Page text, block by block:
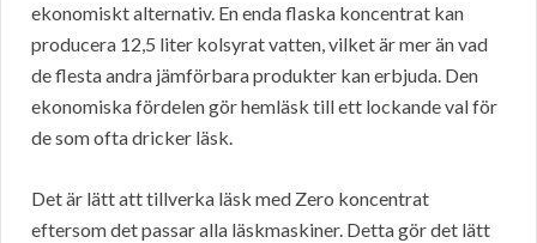
ekonomiskt alternativ. En enda flaska koncentrat kan
producera 12,5 liter kolsyrat vatten, vilket är mer än vad
de flesta andra jämförbara produkter kan erbjuda. Den
ekonomiska fördelen gör hemläsk till ett lockande val för
de som ofta dricker läsk.
Det är lätt att tillverka läsk med Zero koncentrat
eftersom det passar alla läskmaskiner. Detta gör det lätt